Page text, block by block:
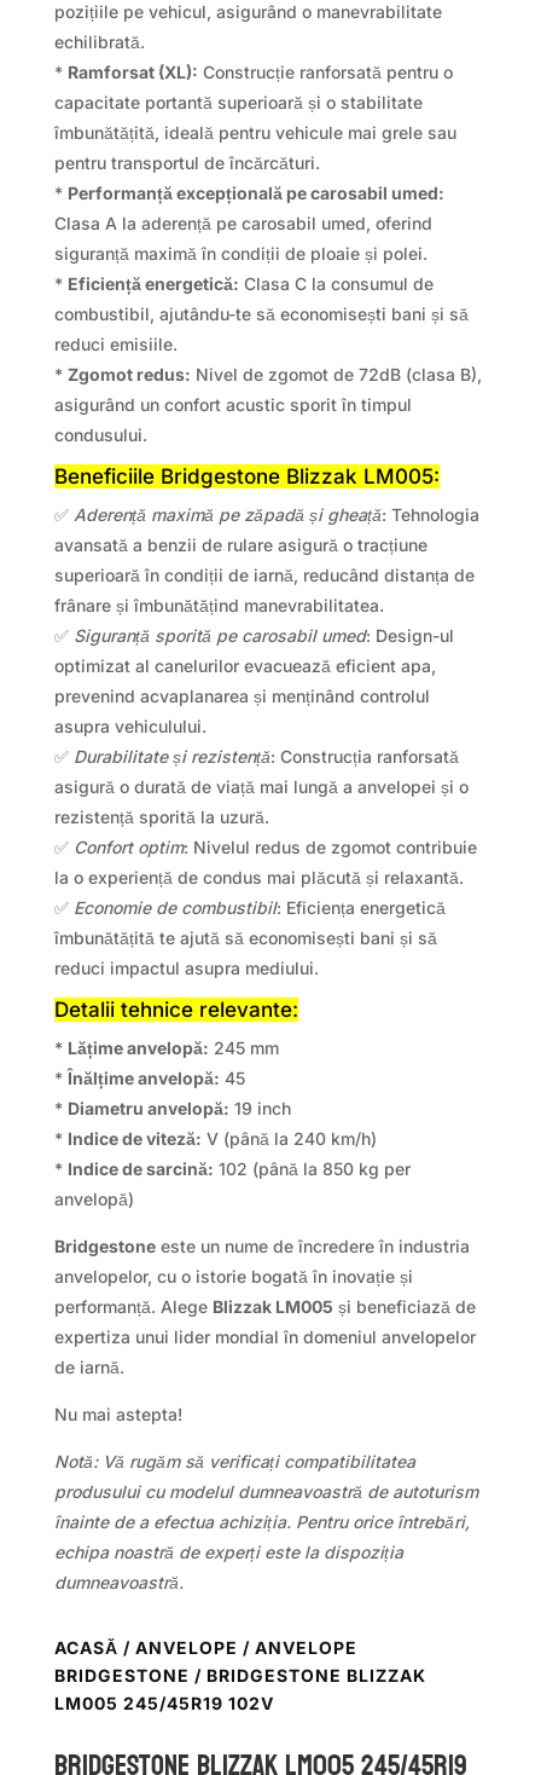
pozițiile pe vehicul, asigurând o manevrabilitate
echilibrată.
* Ramforsat (XL): Construcție ranforsată pentru o
capacitate portantă superioară și o stabilitate
îmbunătățită, ideală pentru vehicule mai grele sau
pentru transportul de încărcături.
* Performanță excepțională pe carosabil umed:
Clasa A la aderență pe carosabil umed, oferind
siguranță maximă în condiții de ploaie și polei.
* Eficiență energetică: Clasa C la consumul de
combustibil, ajutându-te să economisești bani și să
reduci emisiile.
* Zgomot redus: Nivel de zgomot de 72dB (clasa B),
asigurând un confort acustic sporit în timpul
condusului.
Beneficiile Bridgestone Blizzak LM005:
✅ Aderență maximă pe zăpadă și gheață: Tehnologia
avansată a benzii de rulare asigură o tracțiune
superioară în condiții de iarnă, reducând distanța de
frânare și îmbunătățind manevrabilitatea.
✅ Siguranță sporită pe carosabil umed: Design-ul
optimizat al canelurilor evacuează eficient apa,
prevenind acvaplanarea și menținând controlul
asupra vehiculului.
✅ Durabilitate și rezistență: Construcția ranforsată
asigură o durată de viață mai lungă a anvelopei și o
rezistență sporită la uzură.
✅ Confort optim: Nivelul redus de zgomot contribuie
la o experiență de condus mai plăcută și relaxantă.
✅ Economie de combustibil: Eficiența energetică
îmbunătățită te ajută să economisești bani și să
reduci impactul asupra mediului.
Detalii tehnice relevante:
* Lățime anvelopă: 245 mm
*Înălțime anvelopă: 45
* Diametru anvelopă: 19 inch
* Indice de viteză: V (până la 240 km/h)
* Indice de sarcină: 102 (până la 850 kg per
anvelopă)
Bridgestoneeste un nume de încredere în industria
anvelopelor, cu o istorie bogată în inovație și
performanță. Alege Blizzak LM005 și beneficiază de
expertiza unui lider mondial în domeniul anvelopelor
de iarnă.
Nu mai astepta!
Notă: Vă rugăm să verificați compatibilitatea
produsului cu modelul dumneavoastră de autoturism
înainte de a efectua achiziția. Pentru orice întrebări,
echipa noastră de experți este la dispoziția
dumneavoastră.
ACASĂ / ANVELOPE / ANVELOPE
BRIDGESTONE / BRIDGESTONE BLIZZAK
LM005 245/45R19 102V